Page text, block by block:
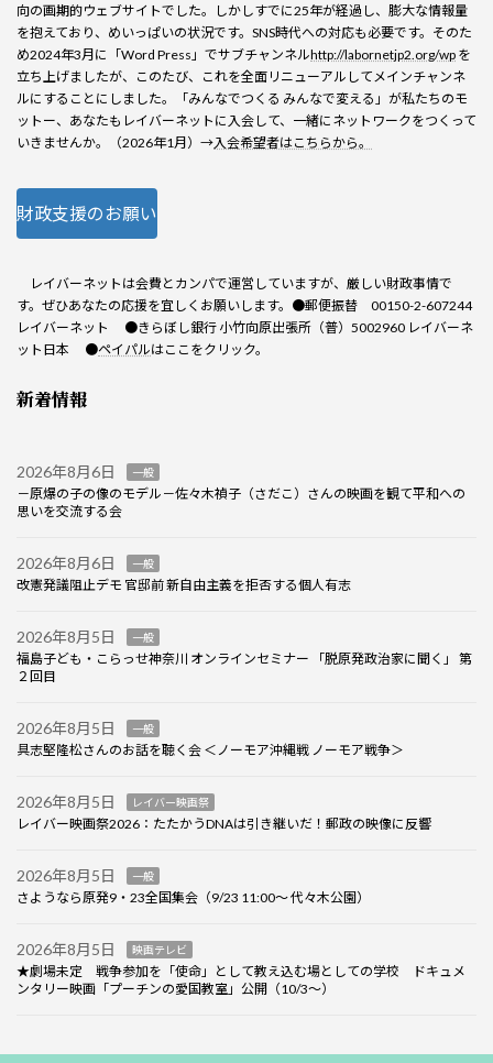
向の画期的ウェブサイトでした。しかしすでに25年が経過し、膨大な情報量
を抱えており、めいっぱいの状況です。SNS時代への対応も必要です。そのた
め2024年3月に「Word Press」でサブチャンネルhttp://labornetjp2.org/wp を
立ち上げましたが、このたび、これを全面リニューアルしてメインチャンネ
ルにすることにしました。「みんなでつくる みんなで変える」が私たちのモ
ットー、あなたもレイバーネットに入会して、一緒にネットワークをつくって
いきませんか。（2026年1月）→入会希望者はこちらから。
財政支援のお願い
レイバーネットは会費とカンパで運営していますが、厳しい財政事情で
す。ぜひあなたの応援を宜しくお願いします。●郵便振替 00150-2-607244
レイバーネット ●きらぼし銀行 小竹向原出張所（普）5002960 レイバーネ
ット日本 ●ペイパルはここをクリック。
新着情報
2026年8月6日 一般
－原爆の子の像のモデル－佐々木禎子（さだこ）さんの映画を観て平和への
思いを交流する会
2026年8月6日 一般
改憲発議阻止デモ 官邸前 新自由主義を拒否する個人有志
2026年8月5日 一般
福島子ども・こらっせ神奈川 オンラインセミナー 「脱原発政治家に聞く」 第
２回目
2026年8月5日 一般
具志堅隆松さんのお話を聴く会 ＜ノーモア沖縄戦 ノーモア戦争＞
2026年8月5日 レイバー映画祭
レイバー映画祭2026：たたかうDNAは引き継いだ！郵政の映像に反響
2026年8月5日 一般
さようなら原発9・23全国集会（9/23 11:00～ 代々木公園）
2026年8月5日 映画テレビ
★劇場未定 戦争参加を「使命」として教え込む場としての学校 ドキュメ
ンタリー映画「プーチンの愛国教室」公開（10/3～）